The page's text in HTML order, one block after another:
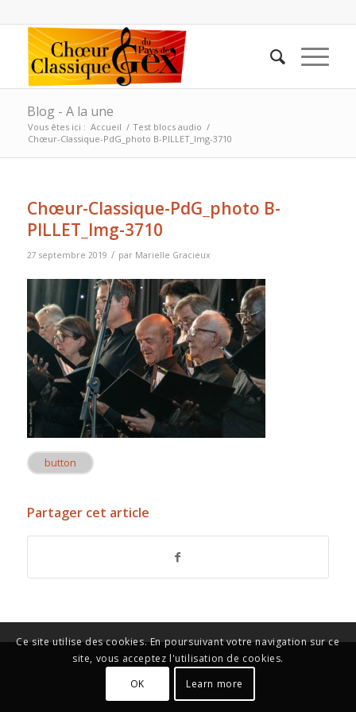
Blog - A la une
Vous êtes ici : Accueil / Test blocs audio /
Chœur-Classique-PdG_photo B-PILLET_Img-3710
Chœur-Classique-PdG_photo B-
PILLET_Img-3710
27 septembre 2019 / par Marielle Gracieux
button
Partager cet article
Ce site utilise des cookies. En poursuivant votre navigation sur ce
site, vous acceptez l'utilisation de cookies.
OK
Learn more